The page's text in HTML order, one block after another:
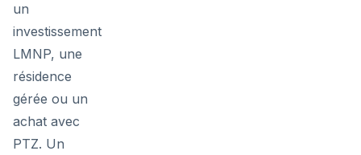
un
investissement
LMNP, une
résidence
gérée ou un
achat avec
PTZ. Un